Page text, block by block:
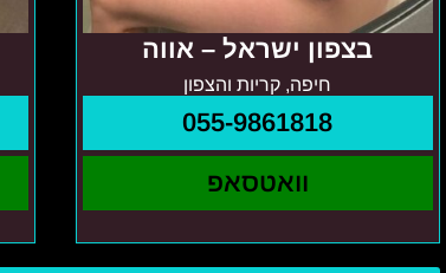
בצפון ישראל – אווה
חיפה, קריות והצפון
055-9861818
וואטסאפ